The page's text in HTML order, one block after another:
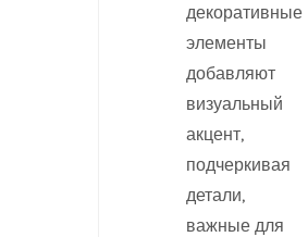
декоративные
элементы
добавляют
визуальный
акцент,
подчеркивая
детали,
важные для